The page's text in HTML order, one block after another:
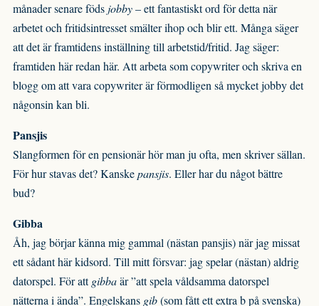
månader senare föds jobby– ett fantastiskt ord för detta när
arbetet och fritidsintresset smälter ihop och blir ett. Många säger
att det är framtidens inställning till arbetstid/fritid. Jag säger:
framtiden här redan här. Att arbeta som copywriter och skriva en
blogg om att vara copywriter är förmodligen så mycket jobby det
någonsin kan bli.
Pansjis
Slangformen för en pensionär hör man ju ofta, men skriver sällan.
För hur stavas det? Kanskepansjis. Eller har du något bättre
bud?
Gibba
Åh, jag börjar känna mig gammal (nästan pansjis) när jag missat
ett sådant här kidsord. Till mitt försvar: jag spelar (nästan) aldrig
datorspel. För attgibbaär ”att spela våldsamma datorspel
nätterna i ända”. Engelskans gib(som fått ett extra b på svenska)